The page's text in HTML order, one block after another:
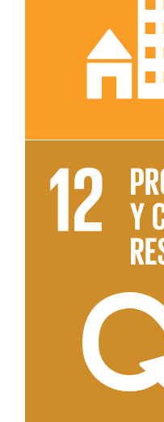
Leer más